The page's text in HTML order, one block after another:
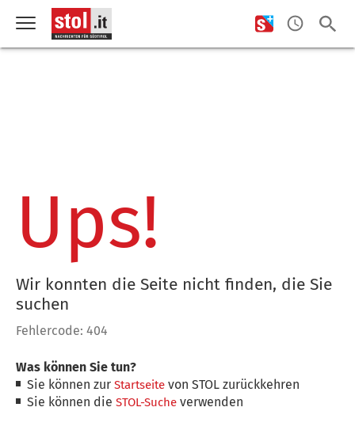
Ups!
Wir konnten die Seite nicht finden, die Sie
suchen
Fehlercode: 404
Was können Sie tun?
Sie können zurStartseite von STOL zurückkehren
Sie können dieSTOL-Suche verwenden